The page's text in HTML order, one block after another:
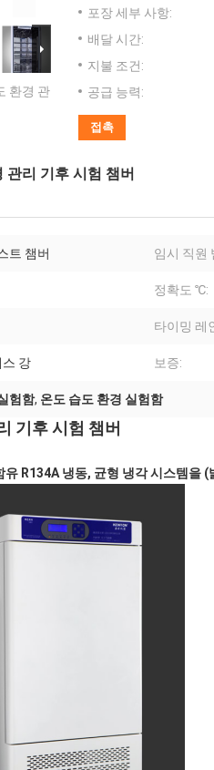
환경 관
포장 세부 사항:
배달 시간:
지불 조건:
공급 능력:
접촉
리 기후 시험 챔버
트 챔버 임시 직원
정확도 ℃:
타이밍 레
강 보증:
험함, 온도 습도 환경 실험함
기후 시험 챔버
R134A 냉동, 균형 냉각 시스템을 (